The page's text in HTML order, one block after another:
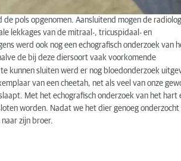
pols opgenomen. Aansluitend mogen de
lekkages van de mitraal-, tricuspidaal- en
werd ook nog een echografisch onderzoek van
de bij deze diersoort vaak voorkomende
kunnen sluiten werd er nog bloedonderzoek
van een cheetah, net als veel van onze
Met het echografisch onderzoek van het hart
worden. Nadat we het dier genoeg onderzocht
zijn broer.